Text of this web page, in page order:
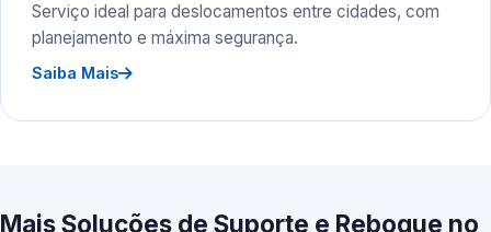
Serviço ideal para deslocamentos entre cidades, com
planejamento e máxima segurança.
Saiba Mais
Mais Soluções de Suporte e Reboque no